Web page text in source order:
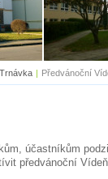
| Předvánoční
účastníkům
předvánoční Vídeň.